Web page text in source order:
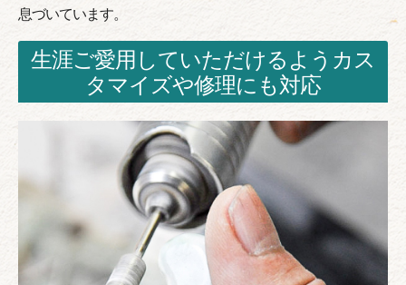
息づいています。
生涯ご愛用していただけるようカス
タマイズや修理にも対応